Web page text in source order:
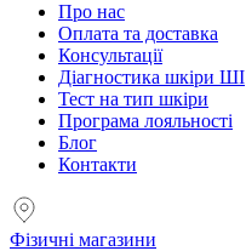
Про нас
Оплата та доставка
Консультації
Діагностика шкіри ШІ
Тест на тип шкіри
Програма лояльності
Блог
Контакти
Фізичні магазини